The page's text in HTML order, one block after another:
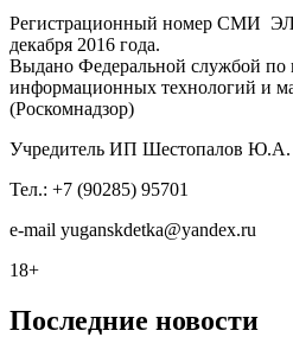
Регистрационный номер СМИ
декабря 2016 года.
Выдано Федеральной службой по
информационных технологий и
(Роскомнадзор)
Учредитель ИП Шестопалов Ю.А.
Тел.: +7 (90285) 95701
e-mail yuganskdetka@yandex.ru
18+
Последние новости